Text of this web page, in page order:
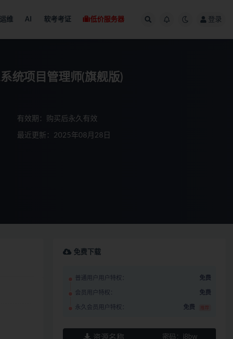
维 AI 软考考证 低价服务器 登录
统项目管理师(旗舰版)
有效期：购买后永久有效
最近更新：2025年08月28日
免费下载
普通用户用户特权： 免费
会员用户特权： 免费
永久会员用户特权： 免费 推荐
资源名称 密码： j8bw